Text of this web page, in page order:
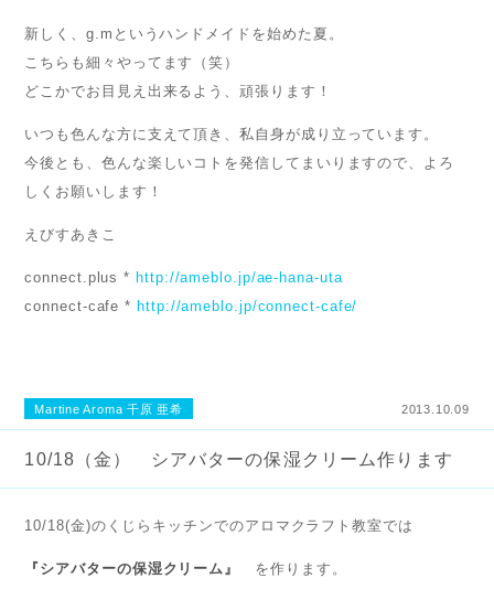
新しく、g.mというハンドメイドを始めた夏。
こちらも細々やってます（笑）
どこかでお目見え出来るよう、頑張ります！
いつも色んな方に支えて頂き、私自身が成り立っています。
今後とも、色んな楽しいコトを発信してまいりますので、よろ
しくお願いします！
えびすあきこ
connect.plus * http://ameblo.jp/ae-hana-uta
connect-cafe * http://ameblo.jp/connect-cafe/
Martine Aroma 千原 亜希 2013.10.09
10/18（金） シアバターの保湿クリーム作ります
10/18(金)のくじらキッチンでのアロマクラフト教室では
『シアバターの保湿クリーム』 を作ります。